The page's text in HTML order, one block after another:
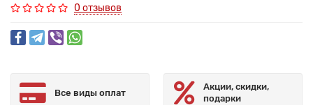
0 отзывов
Все виды оплат
Акции, скидки,
подарки